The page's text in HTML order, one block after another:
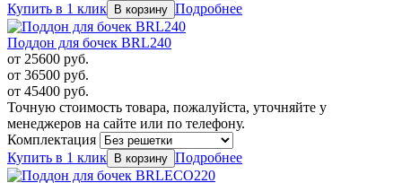
Купить в 1 клик
Подробнее
Поддон для бочек BRL240
от 25600 руб.
от 36500 руб.
от 45400 руб.
Точную стоимость товара, пожалуйста, уточняйте у
менеджеров на сайте или по телефону.
Комплектация
Купить в 1 клик
Подробнее